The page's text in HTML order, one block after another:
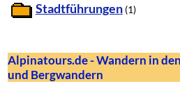
Stadtführungen (1)
Alpinatours.de - Wandern in
und Bergwandern